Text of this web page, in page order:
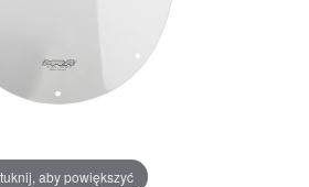
aby powiększyć